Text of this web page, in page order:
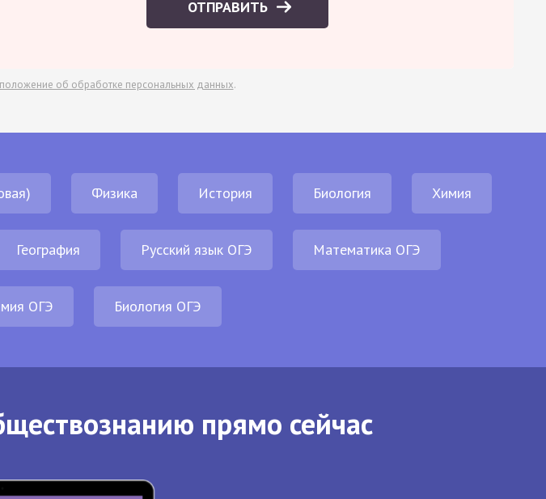
ОТПРАВИТЬ
положение об обработке персональных данных.
Физика История Биология Химия
География Русский язык ОГЭ Математика ОГЭ
ОГЭ Биология ОГЭ
прямо сейчас